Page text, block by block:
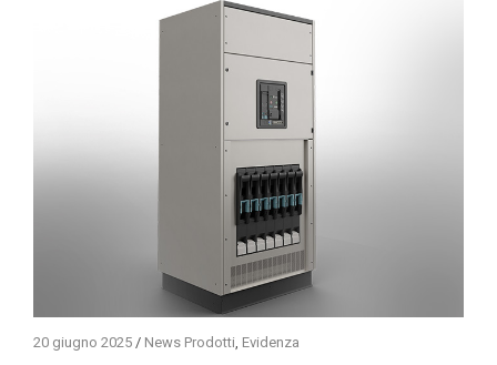
20 giugno 2025 / News Prodotti Evidenza